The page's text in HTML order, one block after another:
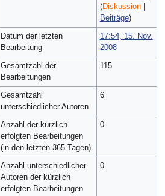
(Diskussion|
Beiträge)
Datum der letzten
Bearbeitung
17:54, 15. Nov.
2008
Gesamtzahl der
Bearbeitungen
115
Gesamtzahl
unterschiedlicher Autoren
6
Anzahl der kürzlich
erfolgten Bearbeitungen
(in den letzten 365 Tagen)
0
Anzahl unterschiedlicher
Autoren der kürzlich
erfolgten Bearbeitungen
0